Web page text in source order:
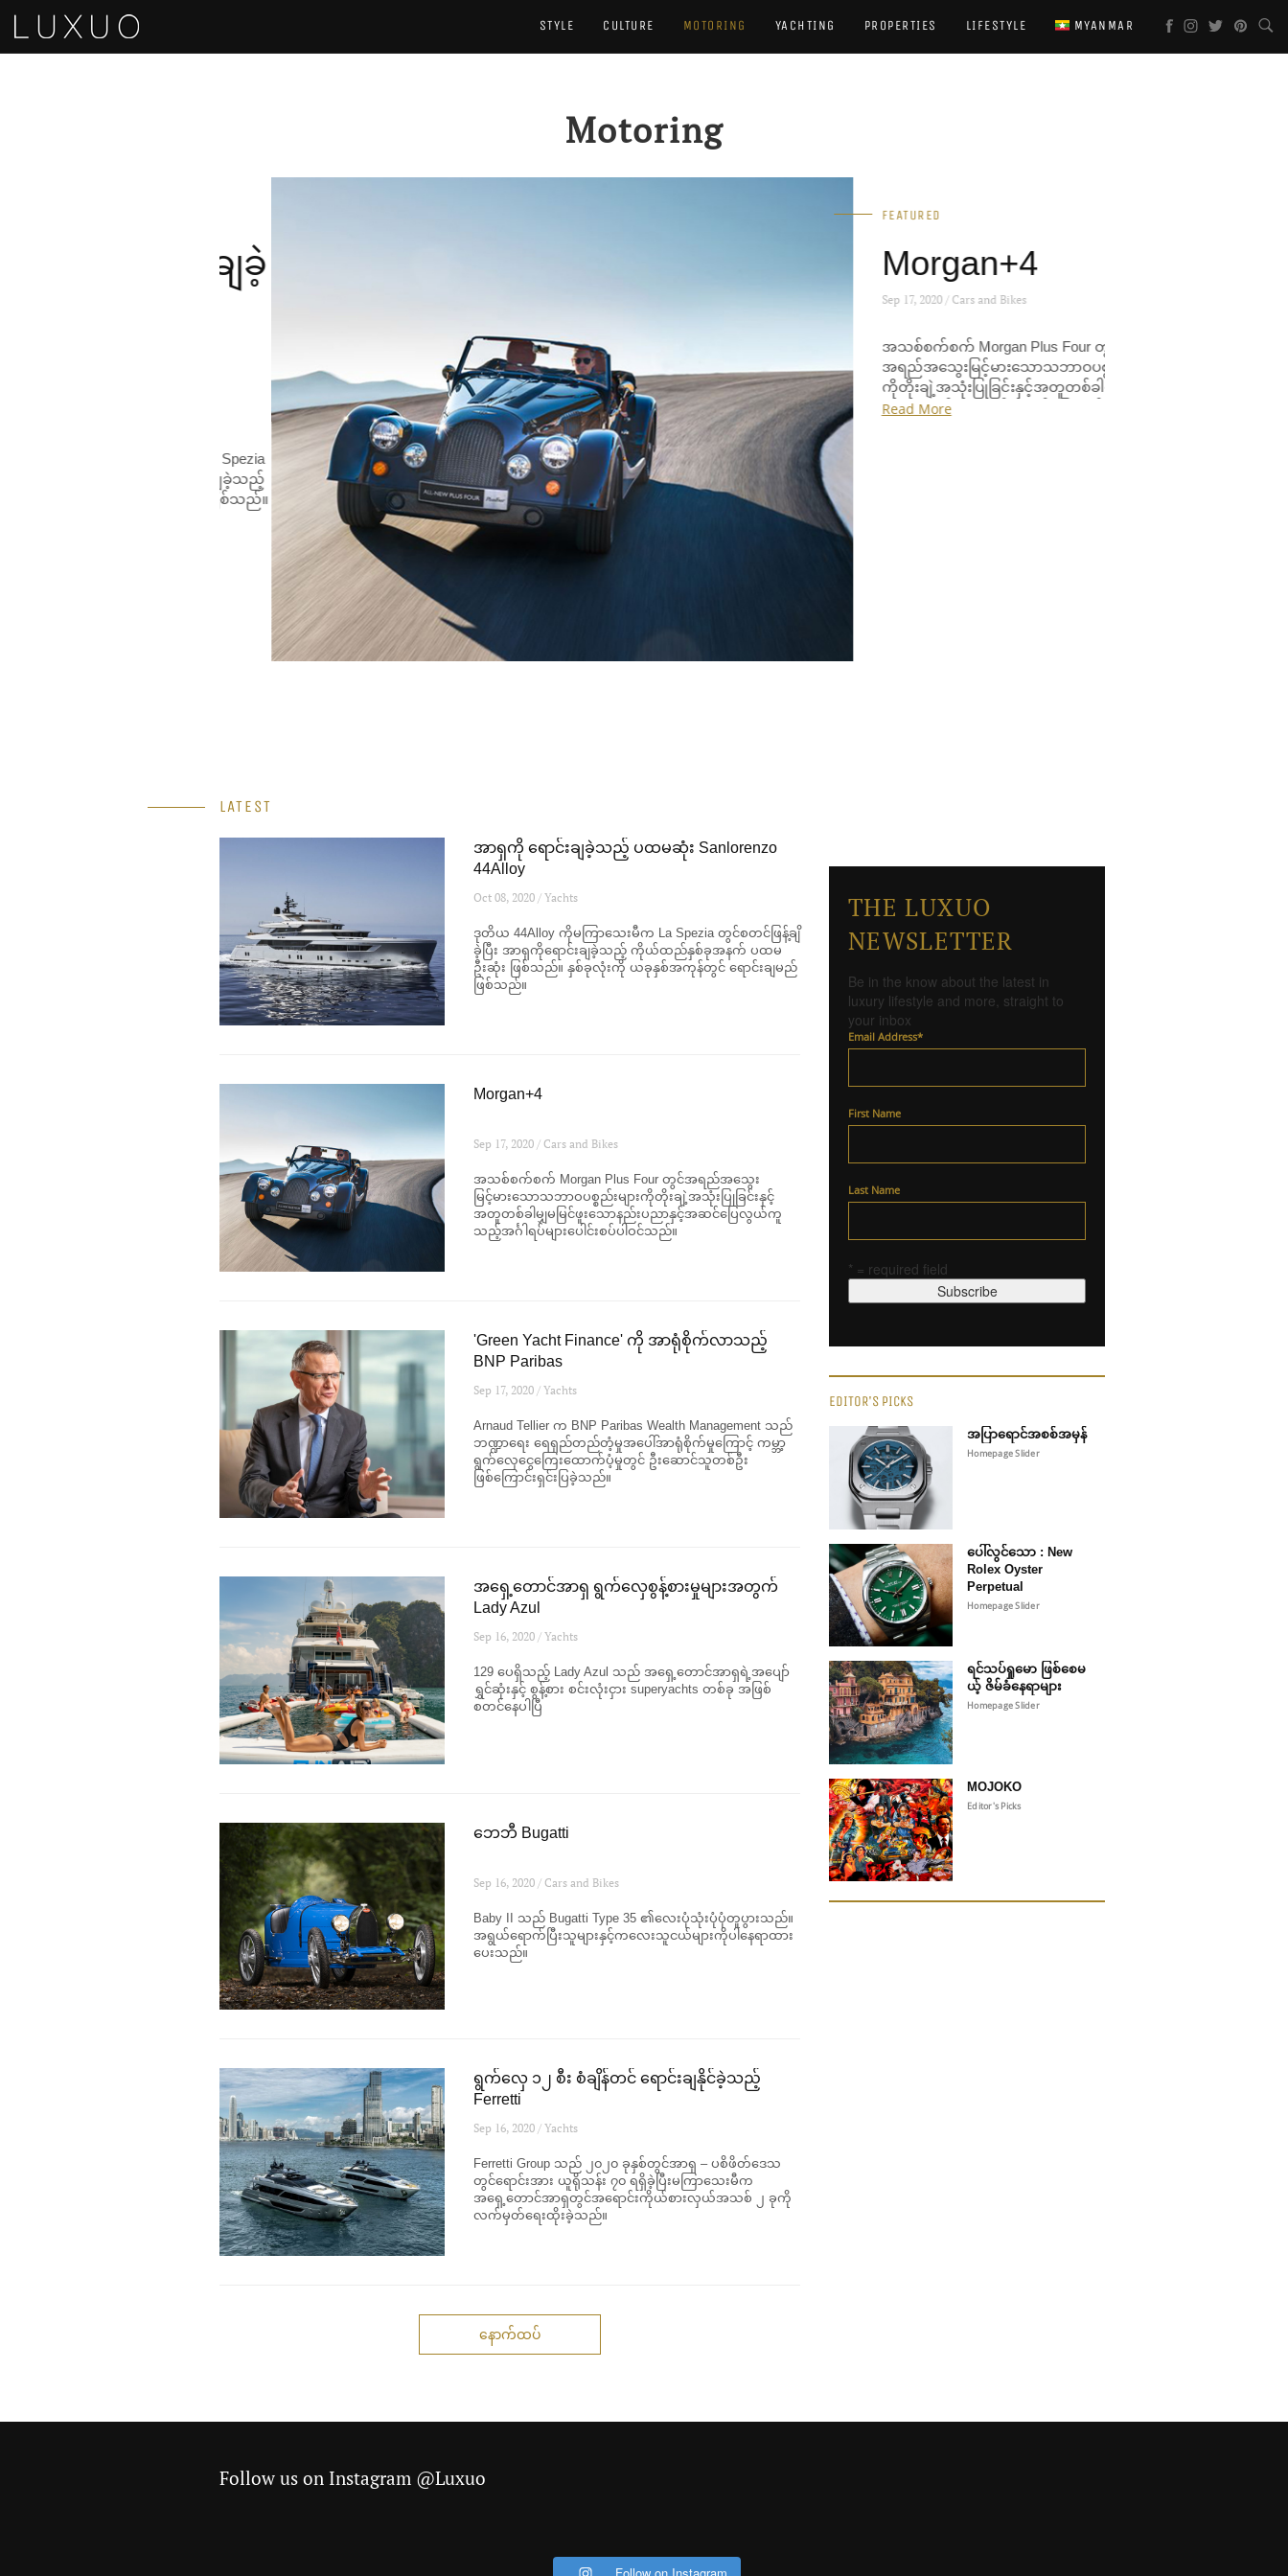
STYLE CULTURE MOTORING YACHTING PROPERTIES LIFESTYLE MYANMAR
Motoring
FEATURED
Morgan+4
Sep 17, 2020 / Cars and Bikes
အသစ်စက်စက် Morgan Plus Four တွင်
အရည်အသွေးမြင့်မားသောသဘာဝပစ္စည်းများ
ကိုတိုးချဲ့အသုံးပြုခြင်းနှင့်အတူတစ်ခါမျှမမြင်
ဖူးသောနည်းပညာနှင့်အဆင်ပြေလွယ်ကူသည့်
အင်္ဂါရပ်များပေါင်းစပ်ပါဝင်သည်။
Read More
LATEST
အာရှကို ရောင်းချခဲ့သည့် ပထမဆုံး Sanlorenzo
44Alloy
Oct 08, 2020 / Yachts
ဒုတိယ 44Alloy ကိုမကြာသေးမီက La Spezia တွင်စတင်ဖြန့်ချိ
ခဲ့ပြီး အာရှကိုရောင်းချခဲ့သည့် ကိုယ်ထည်နှစ်ခုအနက် ပထမ
ဦးဆုံး ဖြစ်သည်။ နှစ်ခုလုံးကို ယခုနှစ်အကုန်တွင် ရောင်းချမည်
ဖြစ်သည်။
Morgan+4
Sep 17, 2020 / Cars and Bikes
အသစ်စက်စက် Morgan Plus Four တွင်အရည်အသွေး
မြင့်မားသောသဘာဝပစ္စည်းများကိုတိုးချဲ့အသုံးပြုခြင်းနှင့်
အတူတစ်ခါမျှမမြင်ဖူးသောနည်းပညာနှင့်အဆင်ပြေလွယ်ကူ
သည့်အင်္ဂါရပ်များပေါင်းစပ်ပါဝင်သည်။
'Green Yacht Finance' ကို အာရုံစိုက်လာသည့်
BNP Paribas
Sep 17, 2020 / Yachts
Arnaud Tellier က BNP Paribas Wealth Management သည်
ဘဏ္ဍာရေး ရေရှည်တည်တံ့မှုအပေါ်အာရုံစိုက်မှုကြောင့် ကမ္ဘာ့
ရွက်လှေငွေကြေးထောက်ပံ့မှုတွင် ဦးဆောင်သူတစ်ဦး
ဖြစ်ကြောင်းရှင်းပြခဲ့သည်။
အရှေ့တောင်အာရှ ရွက်လှေစွန့်စားမှုများအတွက်
Lady Azul
Sep 16, 2020 / Yachts
129 ပေရှိသည့် Lady Azul သည် အရှေ့တောင်အာရှရဲ့အပျော်
ရွှင်ဆုံးနှင့် စွန့်စား စင်းလုံးငှား superyachts တစ်ခု အဖြစ်
စတင်နေပါပြီ
ဘေဘီ Bugatti
Sep 16, 2020 / Cars and Bikes
Baby II သည် Bugatti Type 35 ၏လေးပုံသုံးပုံပုံတူပွားသည်။
အရွယ်ရောက်ပြီးသူများနှင့်ကလေးသူငယ်များကိုပါနေရာထား
ပေးသည်။
ရွက်လှေ ၁၂ စီး စံချိန်တင် ရောင်းချနိုင်ခဲ့သည့်
Ferretti
Sep 16, 2020 / Yachts
Ferretti Group သည် ၂၀၂၀ ခုနှစ်တွင်အာရှ – ပစိဖိတ်ဒေသ
တွင်ရောင်းအား ယူရိုသန်း ၇၀ ရရှိခဲ့ပြီးမကြာသေးမီက
အရှေ့တောင်အာရှတွင်အရောင်းကိုယ်စားလှယ်အသစ် ၂ ခုကို
လက်မှတ်ရေးထိုးခဲ့သည်။
နောက်ထပ်
THE LUXUO
NEWSLETTER
Be in the know about the latest in
luxury lifestyle and more, straight to
your inbox
Email Address*
First Name
Last Name
* = required field
EDITOR'S PICKS
အပြာရောင်အစစ်အမှန်
Homepage Slider
ပေါ်လွင်သော : New
Rolex Oyster
Perpetual
Homepage Slider
ရင်သပ်ရှုမော ဖြစ်စေမ
ယ့် ဇိမ်ခံနေရာများ
Homepage Slider
MOJOKO
Editor's Picks
Follow us on Instagram @Luxuo